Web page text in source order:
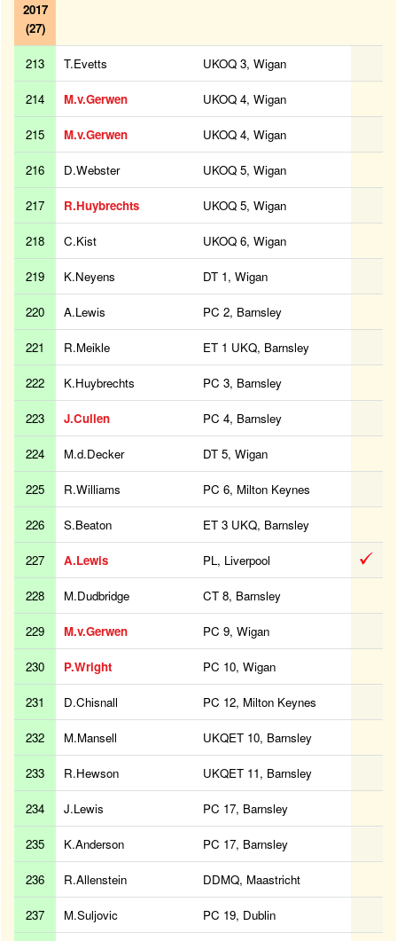
2017
(27)
213 T.Evetts UKOQ 3, Wigan
214 M.v.Gerwen UKOQ 4, Wigan
215 M.v.Gerwen UKOQ 4, Wigan
216 D.Webster UKOQ 5, Wigan
217 R.Huybrechts UKOQ 5, Wigan
218 C.Kist UKOQ 6, Wigan
219 K.Neyens DT 1, Wigan
220 A.Lewis PC 2, Barnsley
221 R.Meikle ET 1 UKQ, Barnsley
222 K.Huybrechts PC 3, Barnsley
223 J.Cullen PC 4, Barnsley
224 M.d.Decker DT 5, Wigan
225 R.Williams PC 6, Milton Keynes
226 S.Beaton ET 3 UKQ, Barnsley
227 A.Lewis PL, Liverpool
228 M.Dudbridge CT 8, Barnsley
229 M.v.Gerwen PC 9, Wigan
230 P.Wright PC 10, Wigan
231 D.Chisnall PC 12, Milton Keynes
232 M.Mansell UKQET 10, Barnsley
233 R.Hewson UKQET 11, Barnsley
234 J.Lewis PC 17, Barnsley
235 K.Anderson PC 17, Barnsley
236 R.Allenstein DDMQ, Maastricht
237 M.Suljovic PC 19, Dublin